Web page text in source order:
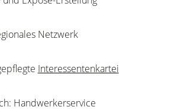
Netzwerk
Interessentenkartei
Handwerkerservice